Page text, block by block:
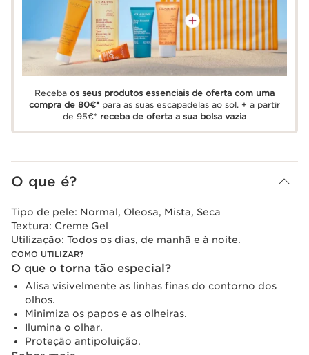
Recebaos seus produtos essenciais de oferta com uma
compra de 80€* para as suas escapadelas ao sol. + a partir
de 95€* receba de oferta a sua bolsa vazia
O que é?
Tipo de pele: Normal, Oleosa, Mista, Seca
Textura: Creme Gel
Utilização: Todos os dias, de manhã e à noite.
COMO UTILIZAR?
O que o torna tão especial?
Alisa visivelmente as linhas finas do contorno dos
olhos.
Minimiza os papos e as olheiras.
Ilumina o olhar.
Proteção antipoluição.